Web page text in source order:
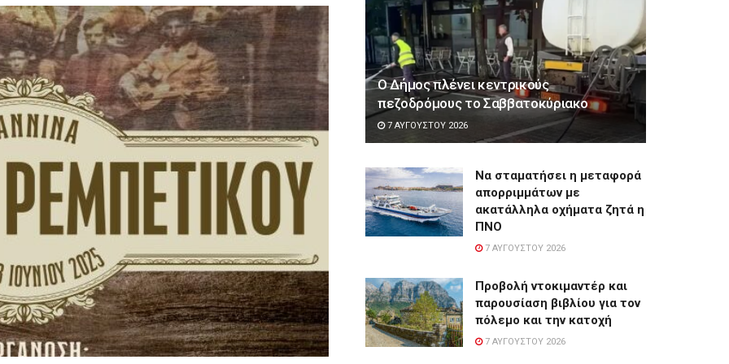
Ο Δήμος πλένει κεντρικούς
πεζοδρόμους το Σαββατοκύριακο
7 ΑΥΓΟΎΣΤΟΥ 2026
Να σταματήσει η μεταφορά
απορριμμάτων με
ακατάλληλα οχήματα ζητά η
ΠΝΟ
7 ΑΥΓΟΎΣΤΟΥ 2026
Προβολή ντοκιμαντέρ και
παρουσίαση βιβλίου για τον
πόλεμο και την κατοχή
7 ΑΥΓΟΎΣΤΟΥ 2026